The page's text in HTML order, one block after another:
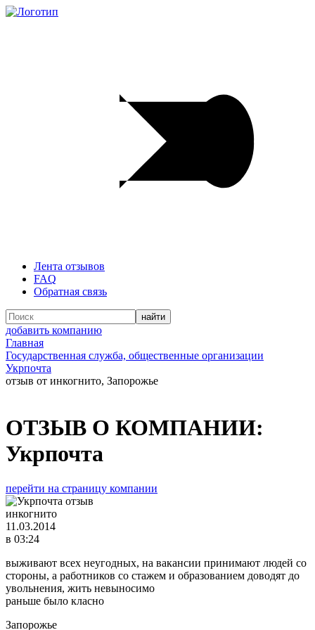
Лента отзывов
FAQ
Обратная связь
добавить компанию
Главная
Государственная служба, общественные организации
Укрпочта
отзыв от инкогнито, Запорожье
ОТЗЫВ О КОМПАНИИ:
Укрпочта
перейти на страницу компании
инкогнито
11.03.2014
в 03:24
выживают всех неугодных, на вакансии принимают людей со
стороны, а работников со стажем и образованием доводят до
увольнения, жить невыносимо
раньше было класно
Запорожье